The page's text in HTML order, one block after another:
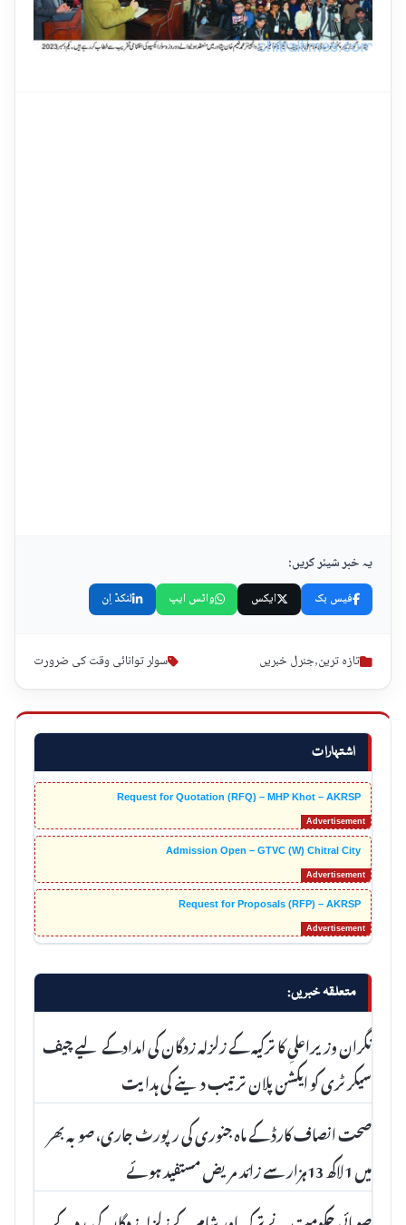
اشتہارات
Request for Quotation (RFQ) – MHP Khot – AKRSP
Admission Open – GTVC (W) Chitral City
Request for Proposals (RFP) – AKRSP
متعلقہ خبریں:
نگران وزیراعلیِ کا ترکیہ کے زلزلہ زدگان کی امدادکے لیے چیف
سیکرٹری کو ایکشن پلان ترتیب دینے کی ہدایت
صحت انصاف کارڈ کے ماہ جنوری کی رپورٹ جاری، صوبہ بھر
میں 1لاکھ 13ہزار سے زائد مریض مستفید ہوئے
یہ خبر شیئر کریں:
فیس بک ایکس واٹس ایپ لنکڈ اِن
تازہ ترین,جنرل خبریں سولر توانائی وقت کی ضرورت